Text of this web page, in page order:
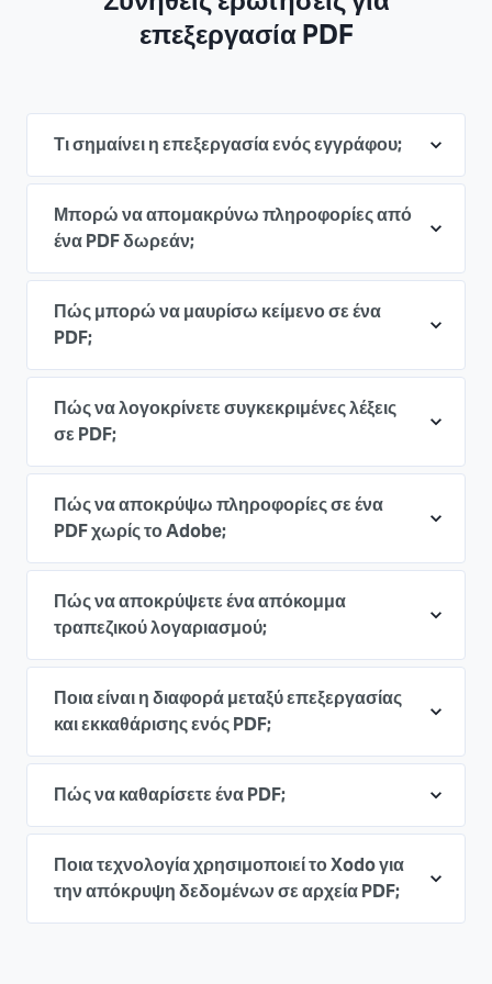
επεξεργασία PDF
Τι σημαίνει η επεξεργασία ενός εγγράφου;
Μπορώ να απομακρύνω πληροφορίες από
ένα PDF δωρεάν;
Πώς μπορώ να μαυρίσω κείμενο σε ένα
PDF;
Πώς να λογοκρίνετε συγκεκριμένες λέξεις
σε PDF;
Πώς να αποκρύψω πληροφορίες σε ένα
PDF χωρίς το Adobe;
Πώς να αποκρύψετε ένα απόκομμα
τραπεζικού λογαριασμού;
Ποια είναι η διαφορά μεταξύ επεξεργασίας
και εκκαθάρισης ενός PDF;
Πώς να καθαρίσετε ένα PDF;
Ποια τεχνολογία χρησιμοποιεί το Xodo για
την απόκρυψη δεδομένων σε αρχεία PDF;